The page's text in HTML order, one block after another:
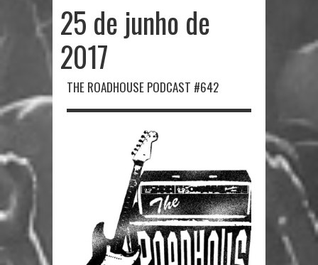
25 de junho de
2017
THE ROADHOUSE PODCAST #642